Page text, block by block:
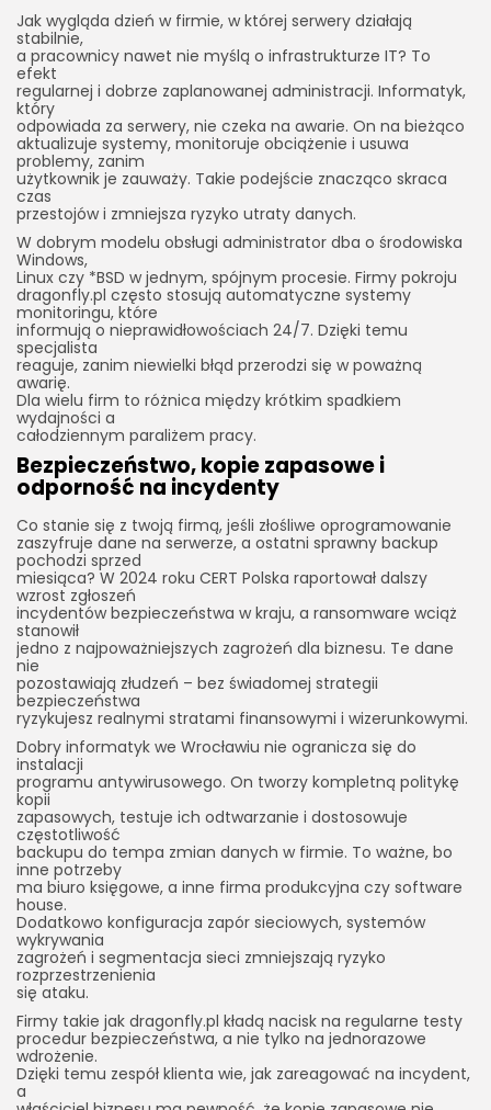
Jak wygląda dzień w firmie, w której serwery działają
stabilnie,
a pracownicy nawet nie myślą o infrastrukturze IT? To
efekt
regularnej i dobrze zaplanowanej administracji. Informatyk,
który
odpowiada za serwery, nie czeka na awarie. On na bieżąco
aktualizuje systemy, monitoruje obciążenie i usuwa
problemy, zanim
użytkownik je zauważy. Takie podejście znacząco skraca
czas
przestojów i zmniejsza ryzyko utraty danych.
W dobrym modelu obsługi administrator dba o środowiska
Windows,
Linux czy *BSD w jednym, spójnym procesie. Firmy pokroju
dragonfly.pl często stosują automatyczne systemy
monitoringu, które
informują o nieprawidłowościach 24/7. Dzięki temu
specjalista
reaguje, zanim niewielki błąd przerodzi się w poważną
awarię.
Dla wielu firm to różnica między krótkim spadkiem
wydajności a
całodziennym paraliżem pracy.
Bezpieczeństwo, kopie zapasowe i
odporność na incydenty
Co stanie się z twoją firmą, jeśli złośliwe oprogramowanie
zaszyfruje dane na serwerze, a ostatni sprawny backup
pochodzi sprzed
miesiąca? W 2024 roku CERT Polska raportował dalszy
wzrost zgłoszeń
incydentów bezpieczeństwa w kraju, a ransomware wciąż
stanowił
jedno z najpoważniejszych zagrożeń dla biznesu. Te dane
nie
pozostawiają złudzeń – bez świadomej strategii
bezpieczeństwa
ryzykujesz realnymi stratami finansowymi i wizerunkowymi.
Dobry informatyk we Wrocławiu nie ogranicza się do
instalacji
programu antywirusowego. On tworzy kompletną politykę
kopii
zapasowych, testuje ich odtwarzanie i dostosowuje
częstotliwość
backupu do tempa zmian danych w firmie. To ważne, bo
inne potrzeby
ma biuro księgowe, a inne firma produkcyjna czy software
house.
Dodatkowo konfiguracja zapór sieciowych, systemów
wykrywania
zagrożeń i segmentacja sieci zmniejszają ryzyko
rozprzestrzenienia
się ataku.
Firmy takie jak dragonfly.pl kładą nacisk na regularne testy
procedur bezpieczeństwa, a nie tylko na jednorazowe
wdrożenie.
Dzięki temu zespół klienta wie, jak zareagować na incydent,
a